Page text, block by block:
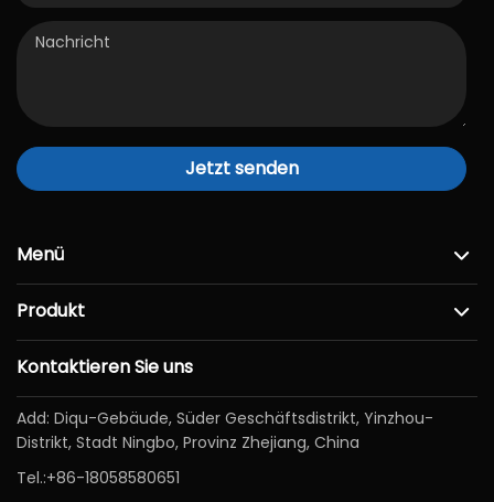
Jetzt senden
Menü
Produkt
Kontaktieren Sie uns
Add: Diqu-Gebäude, Süder Geschäftsdistrikt, Yinzhou-
Distrikt, Stadt Ningbo, Provinz Zhejiang, China
Tel.:+86-18058580651